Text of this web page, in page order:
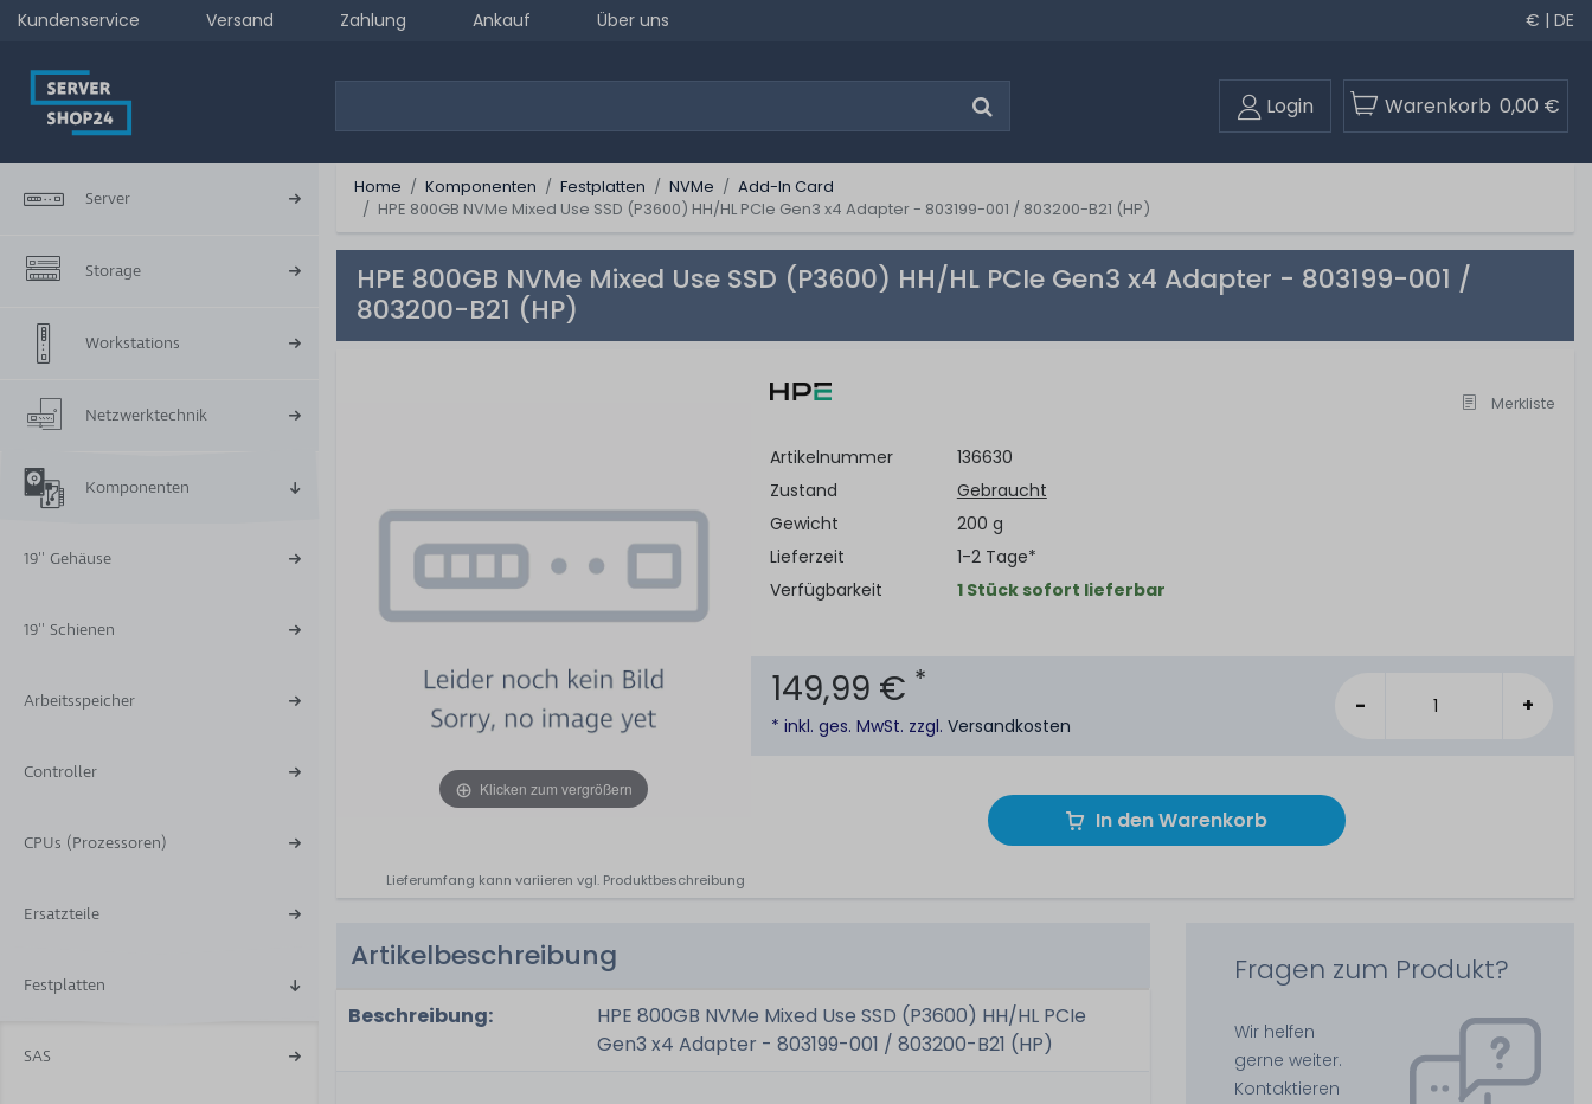
Kundenservice Versand Zahlung Ankauf Über uns € | DE
Login Warenkorb 0,00 €
Server
Storage
Workstations
Netzwerktechnik
Komponenten
19'' Gehäuse
19'' Schienen
Arbeitsspeicher
Controller
CPUs (Prozessoren)
Ersatzteile
Festplatten
SAS
Home Komponenten Festplatten NVMe
Add-In Card
HPE 800GB NVMe Mixed Use SSD (P3600) HH/HL PCIe Gen3 x4 Adapter - 803199-001 / 803200-B21 (HP)
HPE 800GB NVMe Mixed Use SSD (P3600) HH/HL PCIe Gen3 x4 Adapter - 803199-001 /
803200-B21 (HP)
Klicken zum vergrößern
Lieferumfang kann variieren vgl. Produktbeschreibung
Merkliste
Artikelnummer
136630
Zustand
Gebraucht
Gewicht
200 g
Lieferzeit
1-2 Tage*
Verfügbarkeit
1 Stück sofort lieferbar
149,99 € *
* inkl. ges. MwSt. zzgl.Versandkosten
- +
In den Warenkorb
Artikelbeschreibung
Beschreibung:
HPE 800GB NVMe Mixed Use SSD (P3600) HH/HL PCIe
Gen3 x4 Adapter - 803199-001 / 803200-B21 (HP)
Fragen zum Produkt?
Wir helfen
gerne weiter.
Kontaktieren